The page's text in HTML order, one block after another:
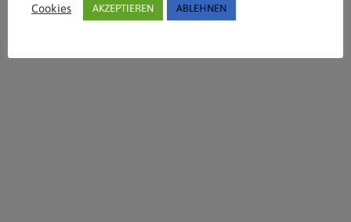
Cookies AKZEPTIEREN ABLEHNEN